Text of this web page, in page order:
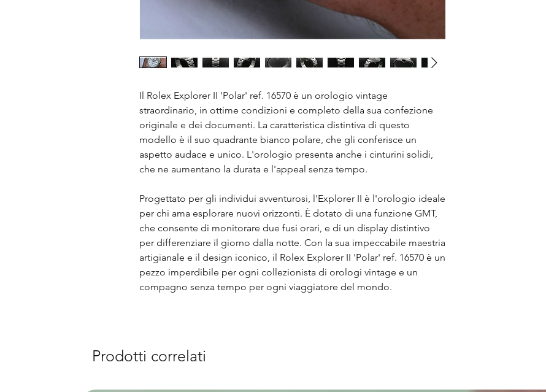
Il Rolex Explorer II 'Polar' ref. 16570 è un orologio vintage
straordinario, in ottime condizioni e completo della sua confezione
originale e dei documenti. La caratteristica distintiva di questo
modello è il suo quadrante bianco polare, che gli conferisce un
aspetto audace e unico. L'orologio presenta anche i cinturini solidi,
che ne aumentano la durata e l'appeal senza tempo.
Progettato per gli individui avventurosi, l'Explorer II è l'orologio ideale
per chi ama esplorare nuovi orizzonti. È dotato di una funzione GMT,
che consente di monitorare due fusi orari, e di un display distintivo
per differenziare il giorno dalla notte. Con la sua impeccabile maestria
artigianale e il design iconico, il Rolex Explorer II 'Polar' ref. 16570 è un
pezzo imperdibile per ogni collezionista di orologi vintage e un
compagno senza tempo per ogni viaggiatore del mondo.
Prodotti correlati